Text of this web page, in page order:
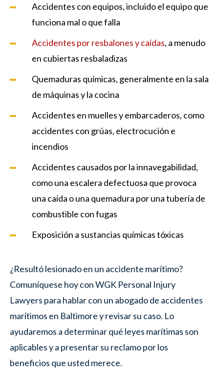
Accidentes con equipos, incluido el equipo que
funciona mal o que falla
Accidentes por resbalones y caídas, a menudo
en cubiertas resbaladizas
Quemaduras químicas, generalmente en la sala
de máquinas y la cocina
Accidentes en muelles y embarcaderos, como
accidentes con grúas, electrocución e
incendios
Accidentes causados por la innavegabilidad,
como una escalera defectuosa que provoca
una caída o una quemadura por una tubería de
combustible con fugas
Exposición a sustancias químicas tóxicas
¿Resultó lesionado en un accidente marítimo?
Comuníquese hoy con WGK Personal Injury
Lawyers para hablar con un abogado de accidentes
marítimos en Baltimore y revisar su caso. Lo
ayudaremos a determinar qué leyes marítimas son
aplicables y a presentar su reclamo por los
beneficios que usted merece.